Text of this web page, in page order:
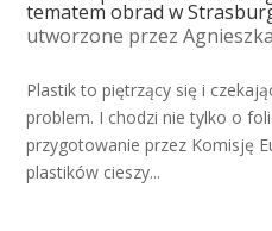
tematem obrad w
utworzone przez
Plastik to piętrzący się i
problem. I chodzi nie tylko o
przygotowanie przez Komisję
plastików cieszy...